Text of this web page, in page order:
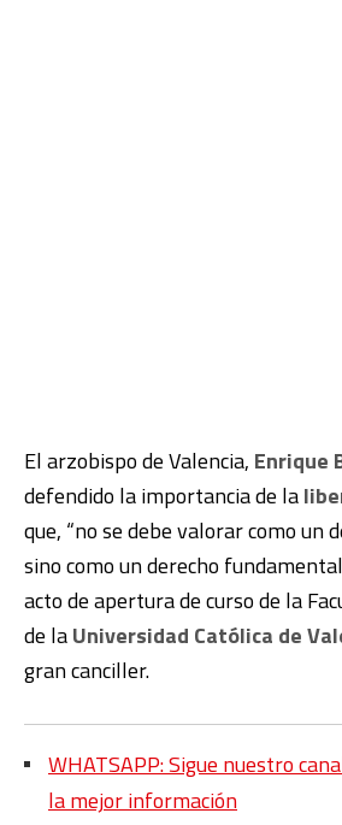
El arzobispo de Valencia, Enrique
defendido la importancia de la
que, “no se debe valorar como un
sino como un derecho
acto de apertura de curso de la
de laUniversidad Católica de
gran canciller.
WHATSAPP: Sigue nuestro
la mejor información